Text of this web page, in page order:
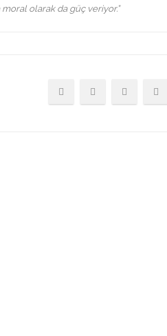
olarak da güç veriyor.”